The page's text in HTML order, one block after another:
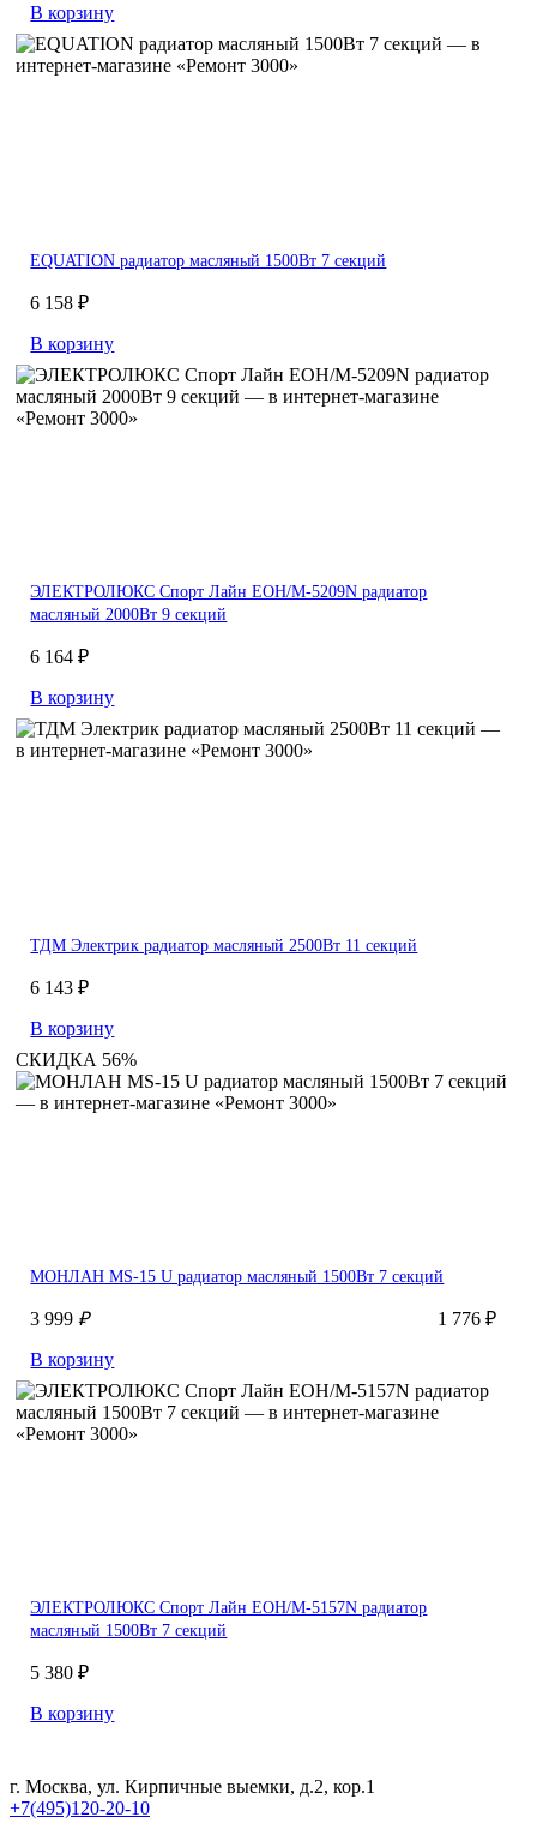
В корзину
EQUATION радиатор масляный 1500Вт 7 секций
6 158 ₽
В корзину
ЭЛЕКТРОЛЮКС Спорт Лайн EOH/M-5209N радиатор
масляный 2000Вт 9 секций
6 164 ₽
В корзину
ТДМ Электрик радиатор масляный 2500Вт 11 секций
6 143 ₽
В корзину
СКИДКА 56%
МОНЛАН MS-15 U радиатор масляный 1500Вт 7 секций
3 999₽
1 776 ₽
В корзину
ЭЛЕКТРОЛЮКС Спорт Лайн EOH/M-5157N радиатор
масляный 1500Вт 7 секций
5 380 ₽
В корзину
г. Москва, ул. Кирпичные выемки, д.2, кор.1
+7(495)120-20-10